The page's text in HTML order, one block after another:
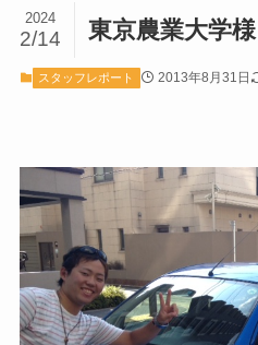
東京農業大学様
2024
2/14
スタッフレポート 2013年8月31日